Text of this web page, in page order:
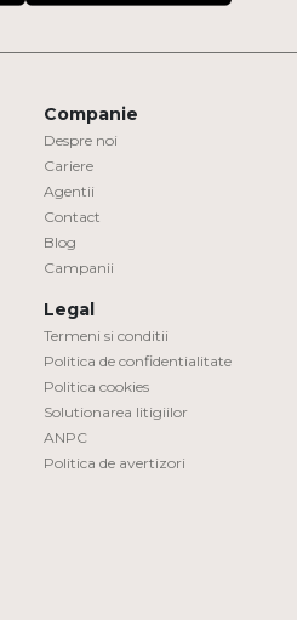
Companie
Despre noi
Cariere
Agentii
Contact
Blog
Campanii
Legal
Termeni si conditii
Politica de confidentialitate
Politica cookies
Solutionarea litigiilor
ANPC
Politica de avertizori